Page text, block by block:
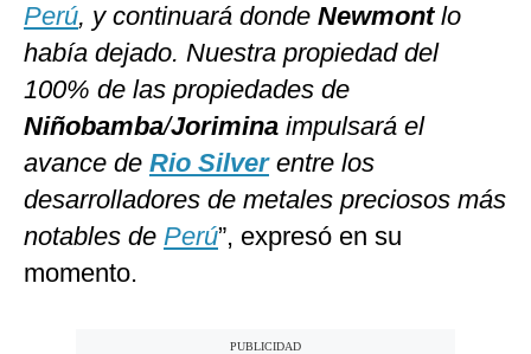
Perú, y continuará donde Newmont lo
había dejado. Nuestra propiedad del
100% de las propiedades de
Niñobamba/Jorimina impulsará el
avance de Rio Silverentre los
desarrolladores de metales preciosos más
notables de Perú”, expresó en su
momento.